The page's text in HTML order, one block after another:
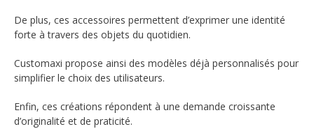
De plus, ces accessoires permettent d’exprimer une identité
forte à travers des objets du quotidien.
Customaxi propose ainsi des modèles déjà personnalisés pour
simplifier le choix des utilisateurs.
Enfin, ces créations répondent à une demande croissante
d’originalité et de praticité.